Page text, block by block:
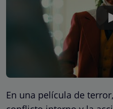
En una película de